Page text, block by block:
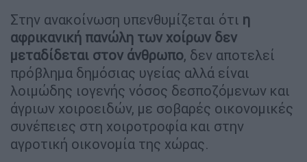
Στην ανακοίνωση υπενθυμίζεται ότι η
αφρικανική πανώλη των χοίρων δεν
μεταδίδεται στον άνθρωπο, δεν αποτελεί
πρόβλημα δημόσιας υγείας αλλά είναι
λοιμώδης ιογενής νόσος δεσποζόμενων και
άγριων χοιροειδών, με σοβαρές οικονομικές
συνέπειες στη χοιροτροφία και στην
αγροτική οικονομία της χώρας.